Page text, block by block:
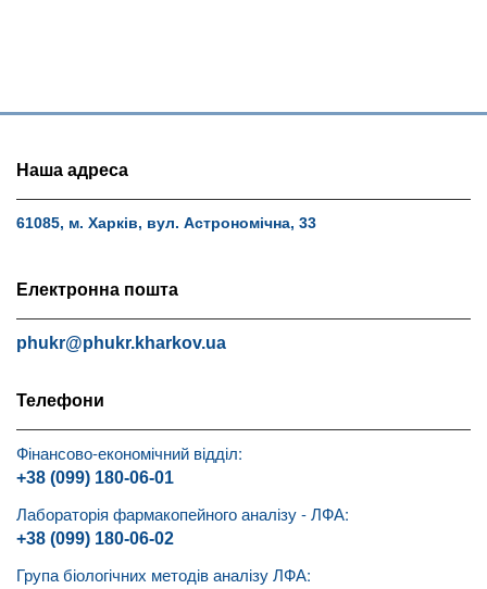
Наша адреса
61085, м. Харків, вул. Астрономічна, 33
Електронна пошта
phukr@phukr.kharkov.ua
Телефони
Фінансово-економічний відділ:
+38 (099) 180-06-01
Лабораторія фармакопейного аналізу - ЛФА:
+38 (099) 180-06-02
Група біологічних методів аналізу ЛФА: